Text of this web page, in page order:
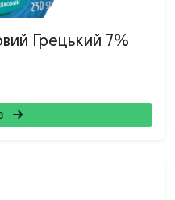
Грецький 7%